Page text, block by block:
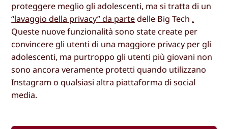
proteggere meglio gli adolescenti, ma si tratta di un
“lavaggio della privacy” da partedelle Big Tech .
Queste nuove funzionalità sono state create per
convincere gli utenti di una maggiore privacy per gli
adolescenti, ma purtroppo gli utenti più giovani non
sono ancora veramente protetti quando utilizzano
Instagram o qualsiasi altra piattaforma di social
media.